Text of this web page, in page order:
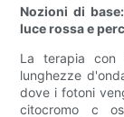
Nozioni di
luce rossa e
La terapia con
lunghezze
dove i fotoni
citocromo c